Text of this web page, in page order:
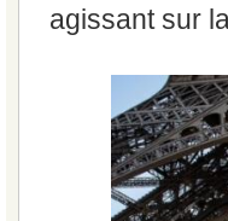
agissant sur